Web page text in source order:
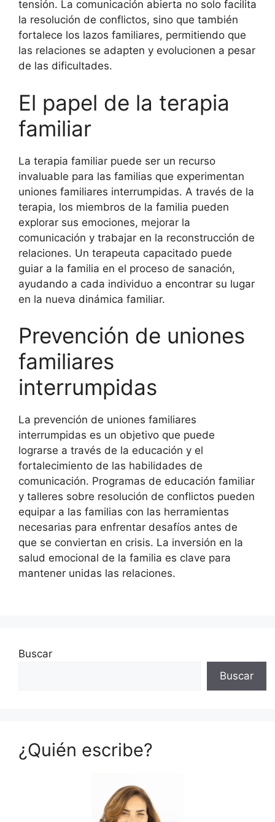
tensión. La comunicación abierta no solo facilita
la resolución de conflictos, sino que también
fortalece los lazos familiares, permitiendo que
las relaciones se adapten y evolucionen a pesar
de las dificultades.
El papel de la terapia
familiar
La terapia familiar puede ser un recurso
invaluable para las familias que experimentan
uniones familiares interrumpidas. A través de la
terapia, los miembros de la familia pueden
explorar sus emociones, mejorar la
comunicación y trabajar en la reconstrucción de
relaciones. Un terapeuta capacitado puede
guiar a la familia en el proceso de sanación,
ayudando a cada individuo a encontrar su lugar
en la nueva dinámica familiar.
Prevención de uniones
familiares
interrumpidas
La prevención de uniones familiares
interrumpidas es un objetivo que puede
lograrse a través de la educación y el
fortalecimiento de las habilidades de
comunicación. Programas de educación familiar
y talleres sobre resolución de conflictos pueden
equipar a las familias con las herramientas
necesarias para enfrentar desafíos antes de
que se conviertan en crisis. La inversión en la
salud emocional de la familia es clave para
mantener unidas las relaciones.
Buscar
Buscar
¿Quién escribe?